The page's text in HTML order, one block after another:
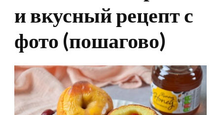
и вкусный рецепт с
фото (пошагово)